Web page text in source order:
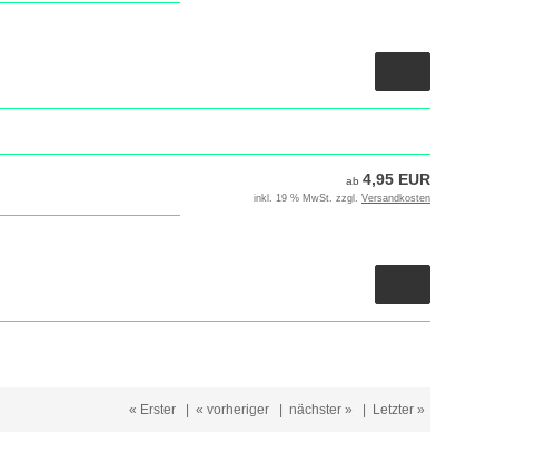
ab 4,95 EUR
inkl. 19 % MwSt. zzgl. Versandkosten
« Erster « vorheriger nächster » Letzter »